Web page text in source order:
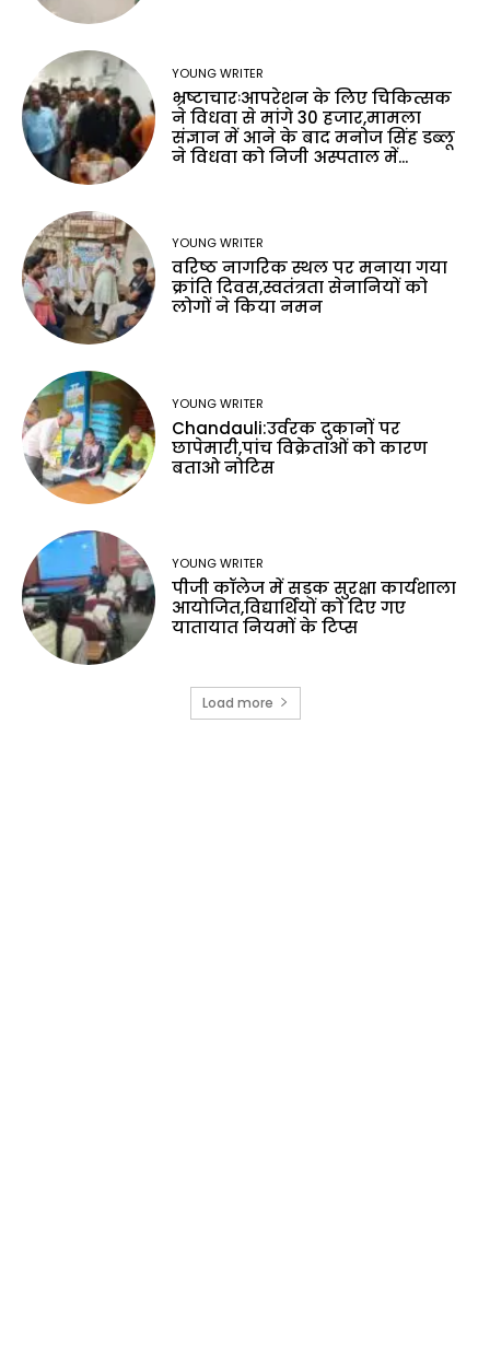
YOUNG WRITER
भ्रष्टाचारःआपरेशन के लिए चिकित्सक
ने विधवा से मांगे 30 हजार,मामला
संज्ञान में आने के बाद मनोज सिंह डब्लू
ने विधवा को निजी अस्पताल में...
YOUNG WRITER
वरिष्ठ नागरिक स्थल पर मनाया गया
क्रांति दिवस,स्वतंत्रता सेनानियों को
लोगों ने किया नमन
YOUNG WRITER
Chandauli:उर्वरक दुकानों पर
छापेमारी,पांच विक्रेताओं को कारण
बताओ नोटिस
YOUNG WRITER
पीजी कॉलेज में सड़क सुरक्षा कार्यशाला
आयोजित,विद्यार्थियों को दिए गए
यातायात नियमों के टिप्स
Load more